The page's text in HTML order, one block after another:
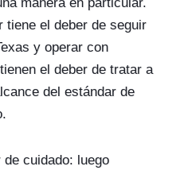
tiene el deber de seguir
y operar con
el deber de tratar a
del estándar de
cuidado: luego